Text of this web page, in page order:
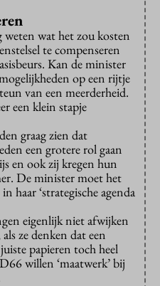
weten wat het zou kosten
te compenseren
Kan de minister
op een rijtje
van een meerderheid.
een klein stapje
graag zien dat
een grotere rol gaan
en ook zij kregen hun
De minister moet het
haar ‘strategische agenda
eigenlijk niet afwijken
ze denken dat een
papieren toch heel
willen ‘maatwerk’ bij